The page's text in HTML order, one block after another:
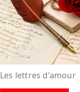
Les lettres d'amour